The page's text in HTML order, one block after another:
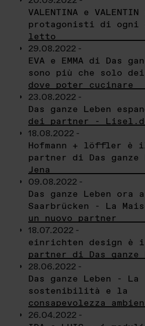
VALENTINA e
protagonisti di ogni
letto
29.08.2022 -
EVA e EMMA di Das
sono più che solo
dove poter cucinare
23.08.2022 -
Das ganze Leben
dei partner -
18.08.2022 -
Hofmann + löffler è
partner di Das ganze
Jena
09.08.2022 -
Das ganze Leben ora
Saarbrücken - La
un nuovo partner
18.07.2022 -
einrichten design è
partner di Das ganze
28.06.2022 -
Das ganze Leben - La
sostenibilità e la
consapevolezza
26.04.2022 -